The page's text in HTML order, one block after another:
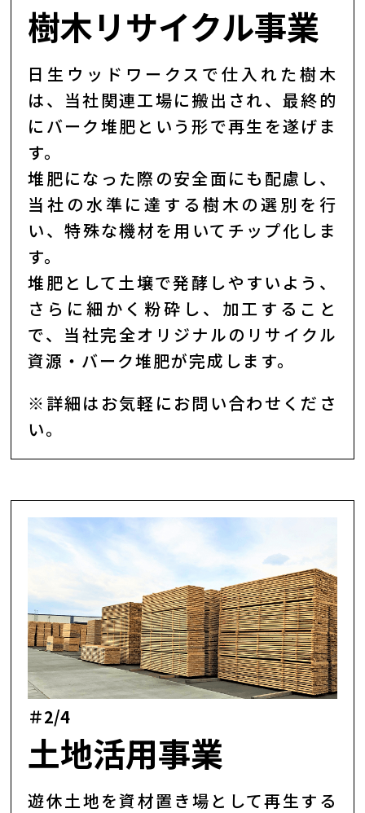
樹木リサイクル事業
日生ウッドワークスで仕入れた樹木
は、当社関連工場に搬出され、最終的
にバーク堆肥という形で再生を遂げま
す。
堆肥になった際の安全面にも配慮し、
当社の水準に達する樹木の選別を行
い、特殊な機材を用いてチップ化しま
す。
堆肥として土壌で発酵しやすいよう、
さらに細かく粉砕し、加工すること
で、当社完全オリジナルのリサイクル
資源・バーク堆肥が完成します。
※詳細はお気軽にお問い合わせくださ
い。
＃2/4
土地活用事業
遊休土地を資材置き場として再生する